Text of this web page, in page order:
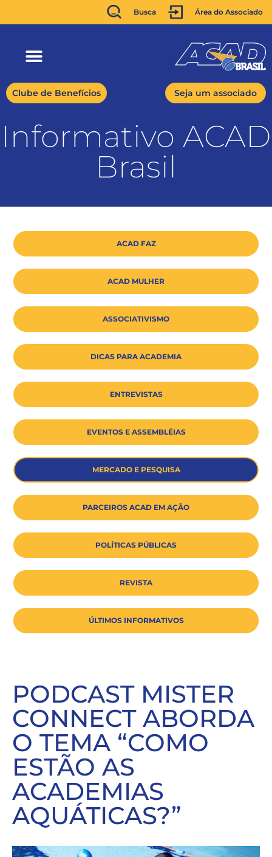
Busca Área do Associado
Clube de Benefícios Seja um associado
Informativo ACAD
Brasil
ACAD FAZ
ACAD MULHER
ASSOCIATIVISMO
DICAS PARA ACADEMIA
ENTREVISTAS
EVENTOS E ASSEMBLÉIAS
MERCADO E PESQUISA
PARCEIROS ACAD EM AÇÃO
POLÍTICAS PÚBLICAS
REVISTA
ÚLTIMOS INFORMATIVOS
PODCAST MISTER
CONNECT ABORDA
O TEMA “COMO
ESTÃO AS
ACADEMIAS
AQUÁTICAS?”